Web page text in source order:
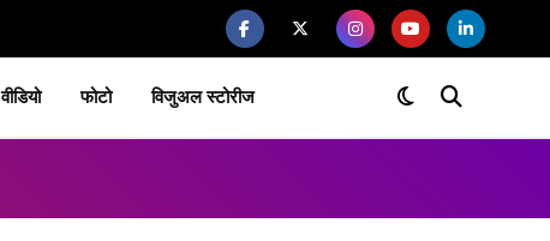
वीडियो फोटो विजुअल स्टोरीज